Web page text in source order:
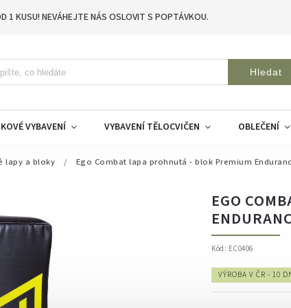
1 KUSU! NEVÁHEJTE NÁS OSLOVIT S POPTÁVKOU.
Hledat
VYBAVENÍ VYBAVENÍ TĚLOCVIČEN OBLEČENÍ
lapy a bloky / Ego Combat lapa prohnutá - blok Premium
EGO
Kód: EC0406
VÝROBA V ČR - 10